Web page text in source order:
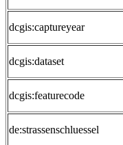
dcgis:captureyear
dcgis:dataset
dcgis:featurecode
de:strassenschluessel